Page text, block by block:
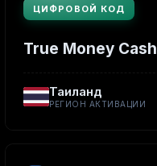
ЦИФРОВОЙ КОД
True Money Cash
Таиланд
РЕГИОН АКТИВАЦИИ